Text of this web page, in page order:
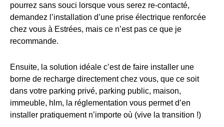
pourrez sans souci lorsque vous serez re-contacté,
demandez l’installation d’une prise électrique renforcée
chez vous à Estrées, mais ce n’est pas ce que je
recommande.
Ensuite, la solution idéale c’est de faire installer une
borne de recharge directement chez vous, que ce soit
dans votre parking privé, parking public, maison,
immeuble, hlm, la réglementation vous permet d’en
installer pratiquement n’importe où (vive la transition !)